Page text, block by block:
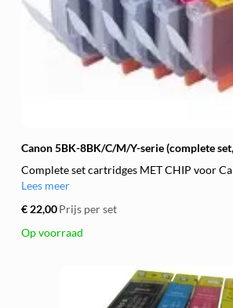
Canon 5BK-8BK/C/M/Y-serie (complete
Complete set cartridges MET CHIP voor
Lees meer
€ 22,00Prijs per set
Op voorraad